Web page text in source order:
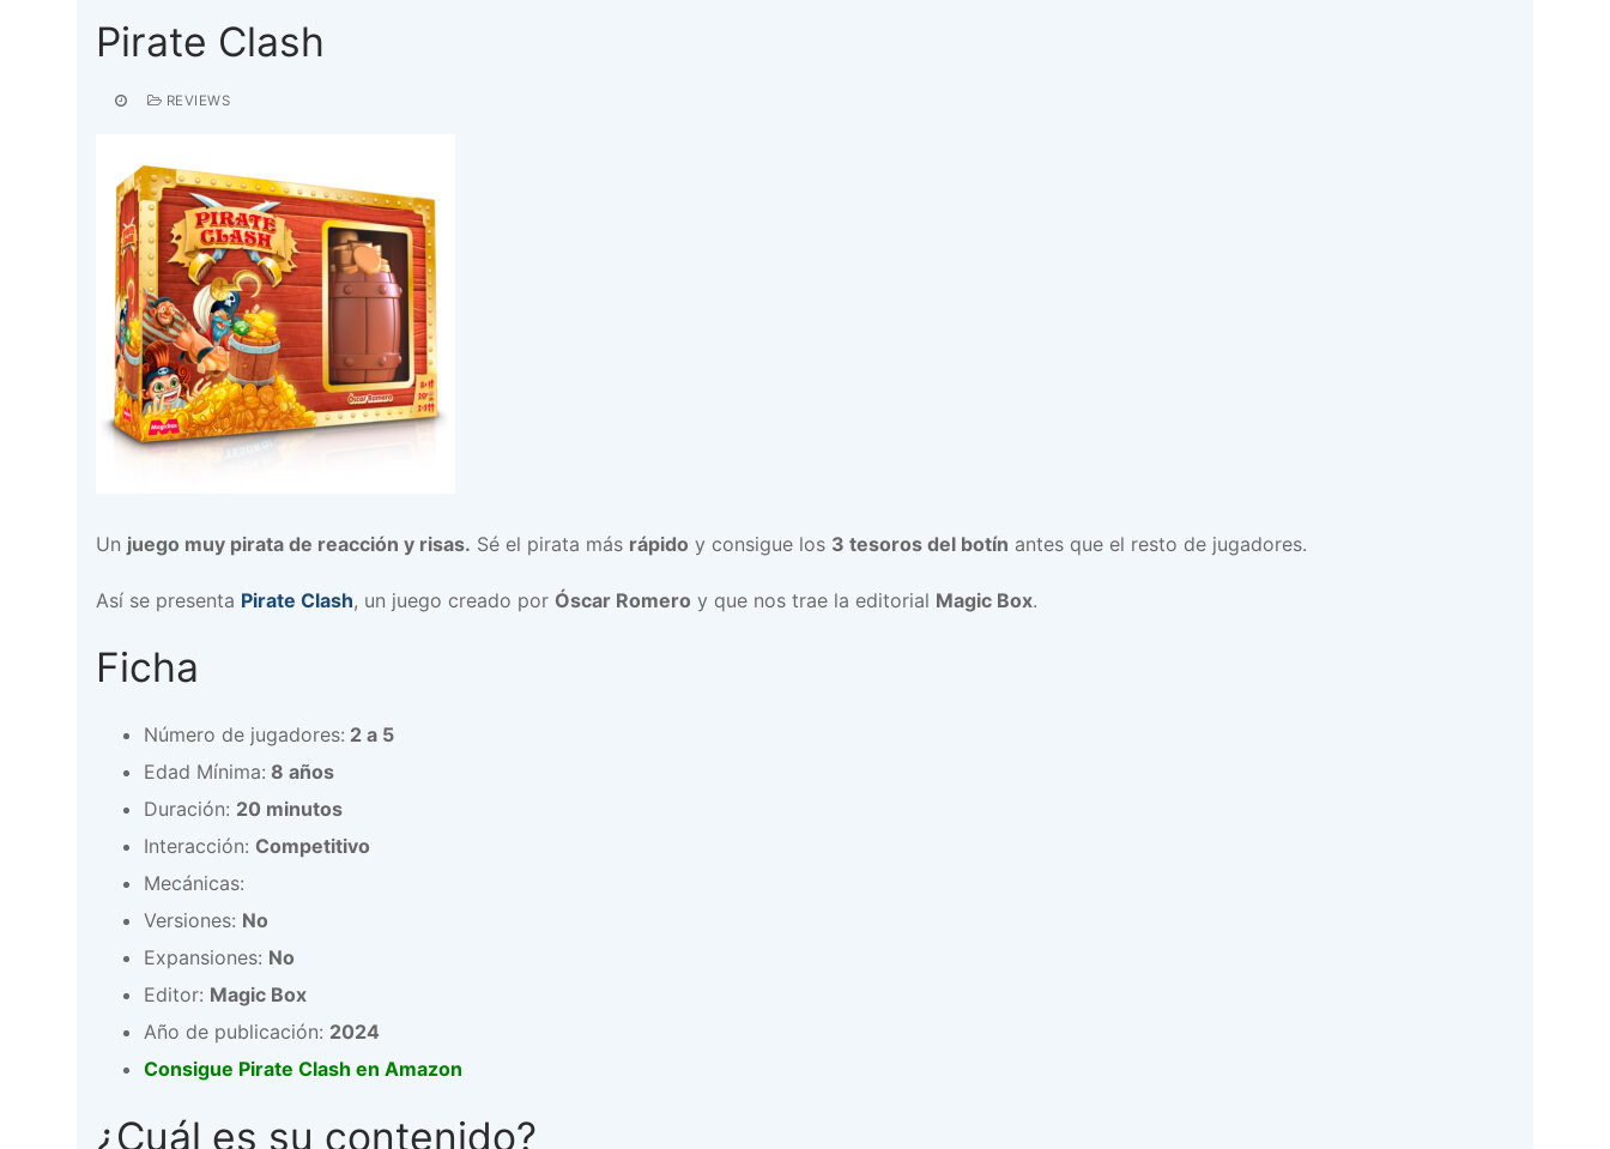
Pirate Clash
REVIEWS
Un juego muy pirata de reacción y risas. Sé el pirata más rápido y consigue los 3 tesoros del botín antes que el resto de jugadores.
Así se presenta Pirate Clash, un juego creado por Óscar Romero y que nos trae la editorial Magic Box.
Ficha
Número de jugadores: 2 a 5
Edad Mínima: 8 años
Duración: 20 minutos
Interacción: Competitivo
Mecánicas:
Versiones: No
Expansiones: No
Editor: Magic Box
Año de publicación: 2024
Consigue Pirate Clash en Amazon
¿Cuál es su contenido?